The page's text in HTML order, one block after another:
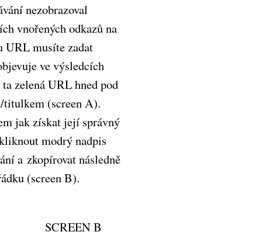
nezobrazoval
vnořených odkazů na
URL musíte zadat
ve výsledcích
zelená URL hned pod
titulkem (screen A).
jak získat její správný
modrý nadpis
a zkopírovat následně
(screen B).
B